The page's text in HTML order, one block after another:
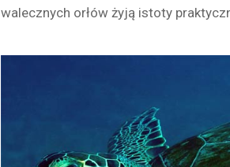
walecznych orłów żyją istoty